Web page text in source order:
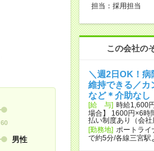
60
男性
担当：採用担当
この会社の
＼週2日OK！
維持できる／カ
など＊介助なし
[給 与] 時給1,600
場合】 1600円×6
払い制度あり（会社
[勤務地] ポートライ
で約5分/各線三宮駅